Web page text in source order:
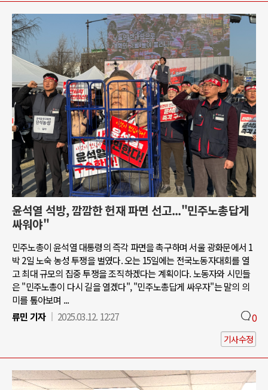
윤석열 석방, 깜깜한 헌재 파면 선고..."민주노총답게
싸워야"
민주노총이 윤석열 대통령의 즉각 파면을 촉구하며 서울 광화문에서 1
박 2일 노숙 농성 투쟁을 벌였다. 오는 15일에는 전국노동자대회를 열
고 최대 규모의 집중 투쟁을 조직하겠다는 계획이다. 노동자와 시민들
은 "민주노총이 다시 길을 열겠다", "민주노총답게 싸우자"는 말의 의
미를 톺아보며 ...
류민 기자
2025.03.12. 12:27 0
기사수정